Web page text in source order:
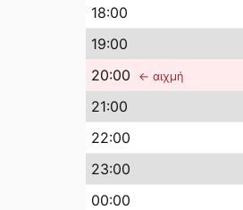
18:00
19:00
20:00 ← αιχμή
21:00
22:00
23:00
00:00